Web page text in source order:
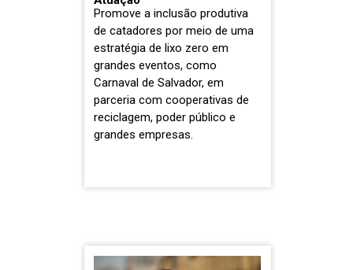
Promove a inclusão produtiva
de catadores por meio de uma
estratégia de lixo zero em
grandes eventos, como
Carnaval de Salvador, em
parceria com cooperativas de
reciclagem, poder público e
grandes empresas.